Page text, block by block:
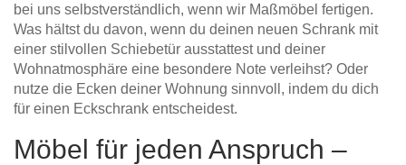
bei uns selbstverständlich, wenn wir Maßmöbel fertigen.
Was hältst du davon, wenn du deinen neuen Schrank mit
einer stilvollen Schiebetür ausstattest und deiner
Wohnatmosphäre eine besondere Note verleihst? Oder
nutze die Ecken deiner Wohnung sinnvoll, indem du dich
für einen Eckschrank entscheidest.
Möbel für jeden Anspruch –